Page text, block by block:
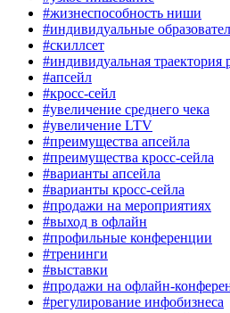
#жизнеспособность ниши
#индивидуальные
#скиллсет
#индивидуальная траектория
#апсейл
#кросс-сейл
#увеличение среднего чека
#увеличение LTV
#преимущества апсейла
#преимущества кросс-сейла
#варианты апсейла
#варианты кросс-сейла
#продажи на мероприятиях
#выход в офлайн
#профильные конференции
#тренинги
#выставки
#продажи на офлайн-
#регулирование инфобизнеса